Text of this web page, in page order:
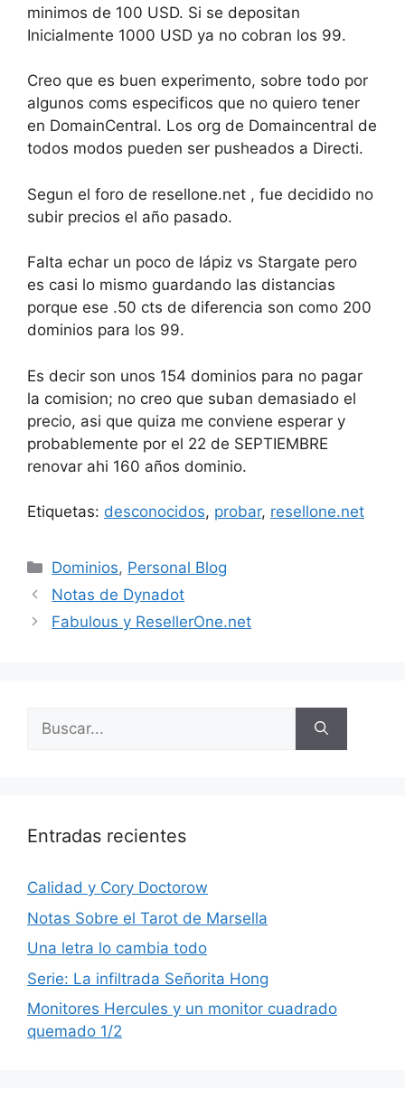
minimos de 100 USD. Si se depositan
Inicialmente 1000 USD ya no cobran los 99.
Creo que es buen experimento, sobre todo por
algunos coms especificos que no quiero tener
en DomainCentral. Los org de Domaincentral de
todos modos pueden ser pusheados a Directi.
Segun el foro de resellone.net , fue decidido no
subir precios el año pasado.
Falta echar un poco de lápiz vs Stargate pero
es casi lo mismo guardando las distancias
porque ese .50 cts de diferencia son como 200
dominios para los 99.
Es decir son unos 154 dominios para no pagar
la comision; no creo que suban demasiado el
precio, asi que quiza me conviene esperar y
probablemente por el 22 de SEPTIEMBRE
renovar ahi 160 años dominio.
Etiquetas: desconocidos, probar, resellone.net
Categorías
Dominios, Personal Blog
Notas de Dynadot
Fabulous y ResellerOne.net
Buscar:
Entradas recientes
Calidad y Cory Doctorow
Notas Sobre el Tarot de Marsella
Una letra lo cambia todo
Serie: La infiltrada Señorita Hong
Monitores Hercules y un monitor cuadrado
quemado 1/2